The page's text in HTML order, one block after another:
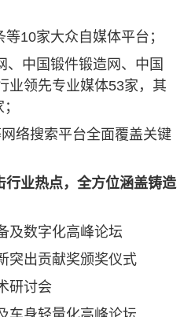
10家大众自媒体平台；
、中国锻件锻造网、中国
业领先专业媒体53家，其
络搜索平台全面覆盖关键
行业热点，全方位涵盖铸造
及数字化高峰论坛
突出贡献奖颁奖仪式
研讨会